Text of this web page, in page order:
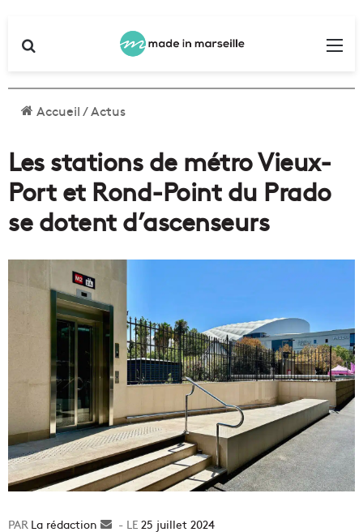
Accueil/Actus
Les stations de métro Vieux-
Port et Rond-Point du Prado
se dotent d’ascenseurs
La rédaction
Envoyer25 juillet 2024